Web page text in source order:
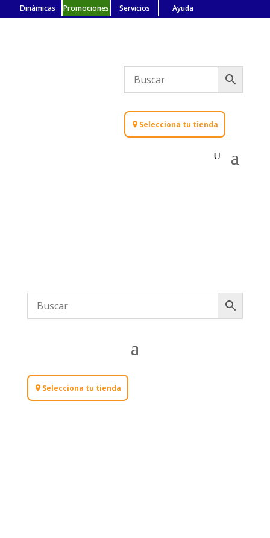
Dinámicas Promociones Servicios Ayuda
Selecciona tu tienda
Selecciona tu tienda